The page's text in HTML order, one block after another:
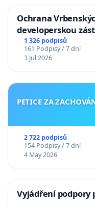
Ochrana
developerskou
1 326 podpisů
161 Podpisy / 7 dní
3 Jul 2026
PETICE ZA
2 722 podpisů
154 Podpisy / 7 dní
4 May 2026
Vyjádření podpory